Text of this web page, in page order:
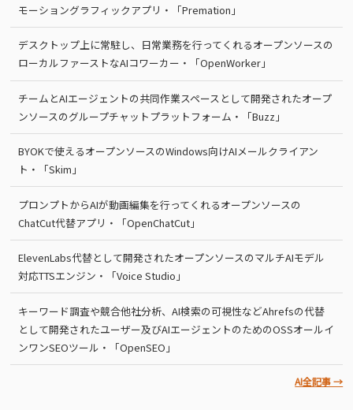
モーショングラフィックアプリ・「Premation」
デスクトップ上に常駐し、日常業務を行ってくれるオープンソースの
ローカルファーストなAIコワーカー・「OpenWorker」
チームとAIエージェントの共同作業スペースとして開発されたオープ
ンソースのグループチャットプラットフォーム・「Buzz」
BYOKで使えるオープンソースのWindows向けAIメールクライアン
ト・「Skim」
プロンプトからAIが動画編集を行ってくれるオープンソースの
ChatCut代替アプリ・「OpenChatCut」
ElevenLabs代替として開発されたオープンソースのマルチAIモデル
対応TTSエンジン・「Voice Studio」
キーワード調査や競合他社分析、AI検索の可視性などAhrefsの代替
として開発されたユーザー及びAIエージェントのためのOSSオールイ
ンワンSEOツール・「OpenSEO」
AI全記事 →